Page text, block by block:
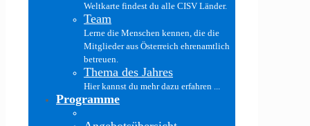
Weltkarte findest du alle CISV Länder.
Team
Lerne die Menschen kennen, die die
Mitglieder aus Österreich ehrenamtlich
betreuen.
Thema des Jahres
Hier kannst du mehr dazu erfahren ...
Programme